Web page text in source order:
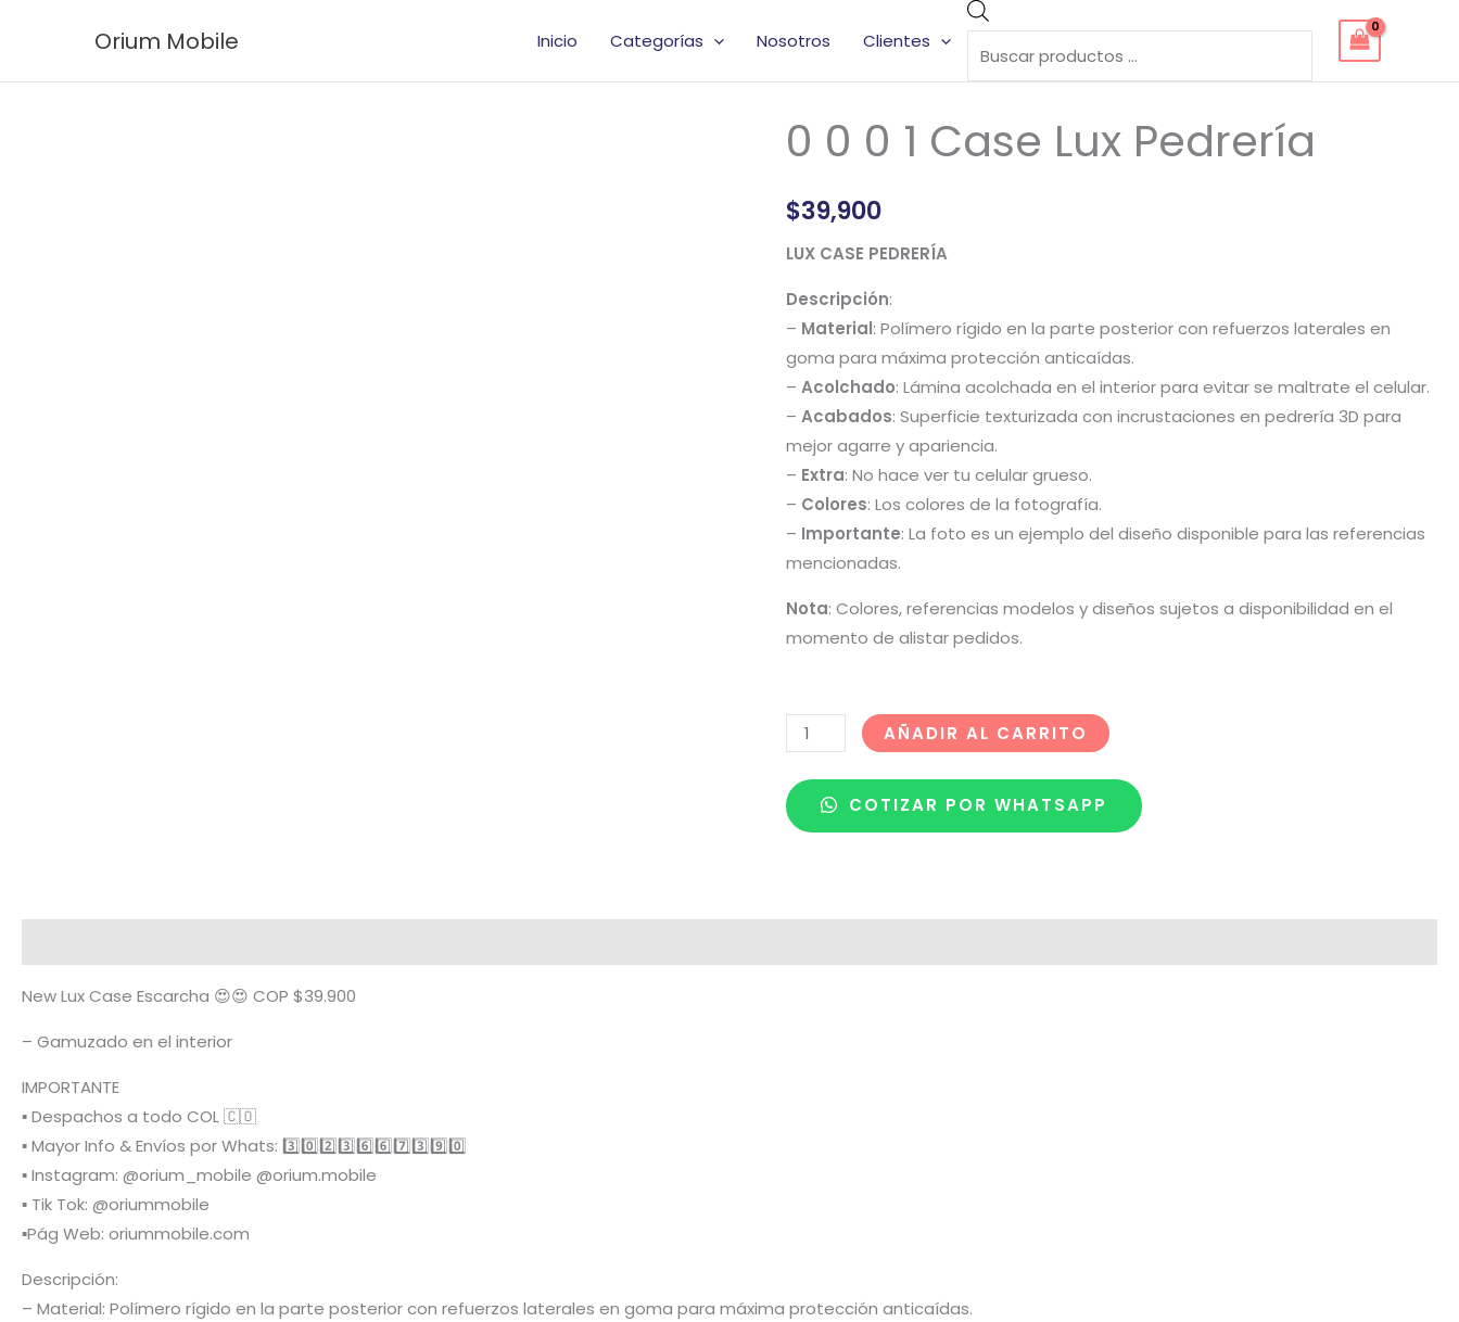
Orium Mobile Inicio Categorías Nosotros Clientes
productos
0 0 0 1 Case Lux Pedrería
$39,900
LUX CASE PEDRERÍA
Descripción:
– Material: Polímero rígido en la parte posterior con refuerzos laterales en
goma para máxima protección anticaídas.
–Acolchado: Lámina acolchada en el interior para evitar se maltrate el celular.
–Acabados: Superficie texturizada con incrustaciones en pedrería 3D para
mejor agarre y apariencia.
– Extra: No hace ver tu celular grueso.
– Colores: Los colores de la fotografía.
– Importante: La foto es un ejemplo del diseño disponible para las referencias
mencionadas.
Nota: Colores, referencias modelos y diseños sujetos a disponibilidad en el
momento de alistar pedidos.
0
0
1
Case
Pedrería
cantidad
AÑADIR AL CARRITO
COTIZAR POR WHATSAPP
New Lux Case Escarcha 😍😍 COP $39.900
– Gamuzado en el interior
IMPORTANTE
▪️ Despachos a todo COL 🇨🇴
▪️ Mayor Info & Envíos por Whats: 3️⃣0️⃣2️⃣3️⃣6️⃣6️⃣7️⃣3️⃣9️⃣0️⃣
▪️ Instagram: @orium_mobile @orium.mobile
▪️ Tik Tok: @oriummobile
▪️Pág Web: oriummobile.com
Descripción:
– Material: Polímero rígido en la parte posterior con refuerzos laterales en goma para máxima protección anticaídas.